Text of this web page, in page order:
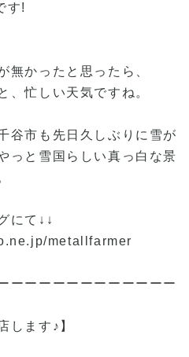
す!
無かったと思ったら、
、忙しい天気ですね。
谷市も先日久しぶりに雪が
っと雪国らしい真っ白な景
にて↓↓
metallfarmer
ーーーーーーーーーーーー
します♪】